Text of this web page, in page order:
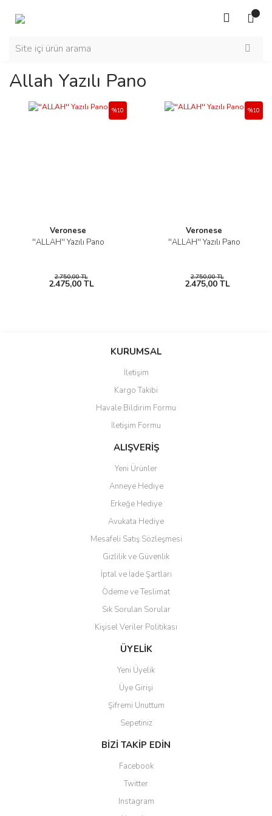
Allah Yazılı Pano
Veronese
''ALLAH'' Yazılı Pano
%10
2.750,00 TL
2.475,00 TL
Veronese
''ALLAH'' Yazılı Pano
%10
2.750,00 TL
2.475,00 TL
KURUMSAL
İletişim
Kargo Takibi
Havale Bildirim Formu
İletişim Formu
ALIŞVERİŞ
Yeni Ürünler
Anneye Hediye
Erkeğe Hediye
Avukata Hediye
Mesafeli Satış Sözleşmesi
Gizlilik ve Güvenlik
İptal ve İade Şartları
Ödeme ve Teslimat
Sık Sorulan Sorular
Kişisel Veriler Politikası
ÜYELİK
Yeni Üyelik
Üye Girişi
Şifremi Unuttum
Sepetiniz
BİZİ TAKİP EDİN
Facebook
Twitter
Instagram